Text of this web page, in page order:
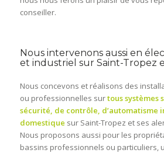
conseiller.
Nous intervenons aussi en
et industriel sur Saint-Tropez
Nous concevons et réalisons des
ou professionnelles surtous systèmes
sécurité, de contrôle, d’automatisme
domestique sur Saint-Tropez et ses
Nous proposons aussi pour les
bassins professionnels ou particuliers,